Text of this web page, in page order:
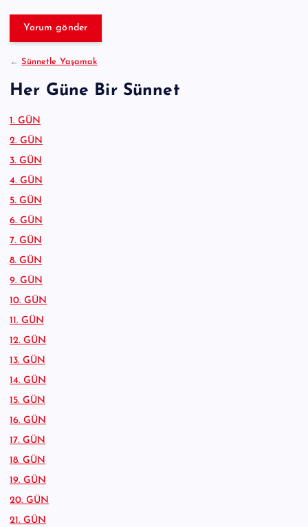
←Sünnetle Yaşamak
Her Güne Bir Sünnet
1. GÜN
2. GÜN
3. GÜN
4. GÜN
5. GÜN
6. GÜN
7. GÜN
8. GÜN
9. GÜN
10. GÜN
11. GÜN
12. GÜN
13. GÜN
14. GÜN
15. GÜN
16. GÜN
17. GÜN
18. GÜN
19. GÜN
20. GÜN
21. GÜN